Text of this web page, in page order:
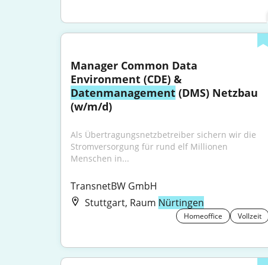
Manager Common Data
Datenmanagement (DMS) Netzbau
(w/m/d)
Als Übertragungsnetzbetreiber sichern wir die
Stromversorgung für rund elf Millionen
Menschen in...
TransnetBW GmbH
Stuttgart, Raum Nürtingen
Homeoffice Vollzeit